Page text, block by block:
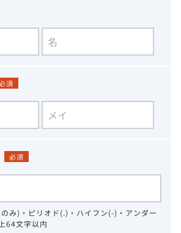
須
必須
み)・ピリオド(.)・ハイフン(-)・アンダー
64文字以内